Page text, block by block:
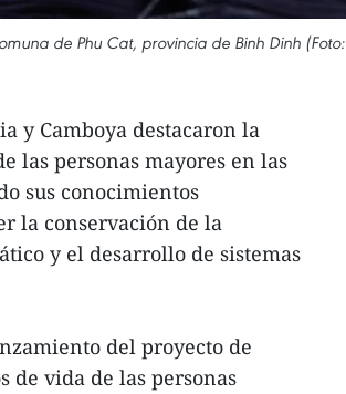
de Phu Cat, provincia de Binh Dinh (Foto:
y Camboya destacaron la
las personas mayores en las
sus conocimientos
la conservación de la
y el desarrollo de sistemas
del proyecto de
de vida de las personas